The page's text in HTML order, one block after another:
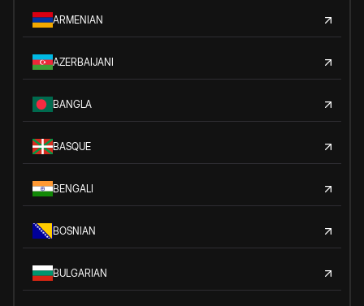
ARMENIAN
AZERBAIJANI
BANGLA
BASQUE
BENGALI
BOSNIAN
BULGARIAN